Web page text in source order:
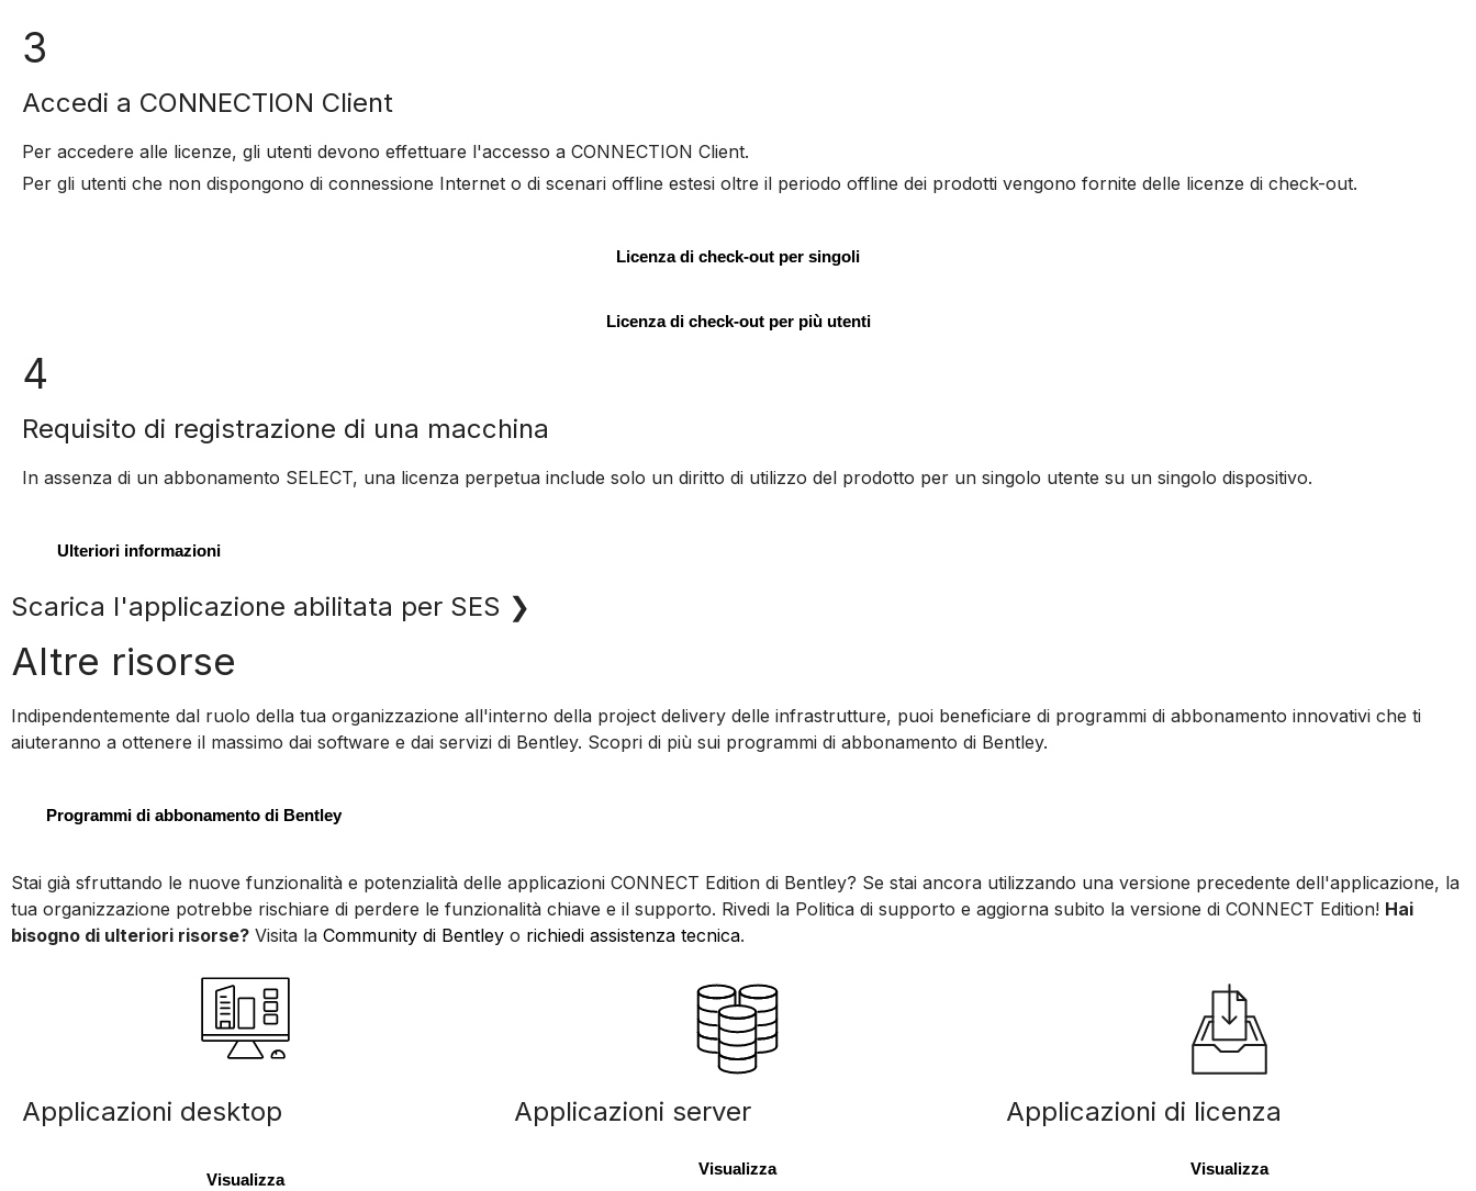
3
Accedi a CONNECTION Client
Per accedere alle licenze, gli utenti devono effettuare l'accesso a CONNECTION Client.
Per gli utenti che non dispongono di connessione Internet o di scenari offline estesi oltre il periodo offline dei prodotti vengono fornite delle licenze di check-out.
Licenza di check-out per singoli
Licenza di check-out per più utenti
4
Requisito di registrazione di una macchina
In assenza di un abbonamento SELECT, una licenza perpetua include solo un diritto di utilizzo del prodotto per un singolo utente su un singolo dispositivo.
Ulteriori informazioni
Scarica l'applicazione abilitata per SES ❯
Altre risorse
Indipendentemente dal ruolo della tua organizzazione all'interno della project delivery delle infrastrutture, puoi beneficiare di programmi di abbonamento innovativi che ti
aiuteranno a ottenere il massimo dai software e dai servizi di Bentley. Scopri di più sui programmi di abbonamento di Bentley.
Programmi di abbonamento di Bentley
Stai già sfruttando le nuove funzionalità e potenzialità delle applicazioni CONNECT Edition di Bentley? Se stai ancora utilizzando una versione precedente dell'applicazione, la
tua organizzazione potrebbe rischiare di perdere le funzionalità chiave e il supporto. Rivedi la Politica di supporto e aggiorna subito la versione di CONNECT Edition! Hai
bisogno di ulteriori risorse? Visita la Community di Bentley o richiedi assistenza tecnica.
Applicazioni desktop
Visualizza
Applicazioni server
Visualizza
Applicazioni di licenza
Visualizza